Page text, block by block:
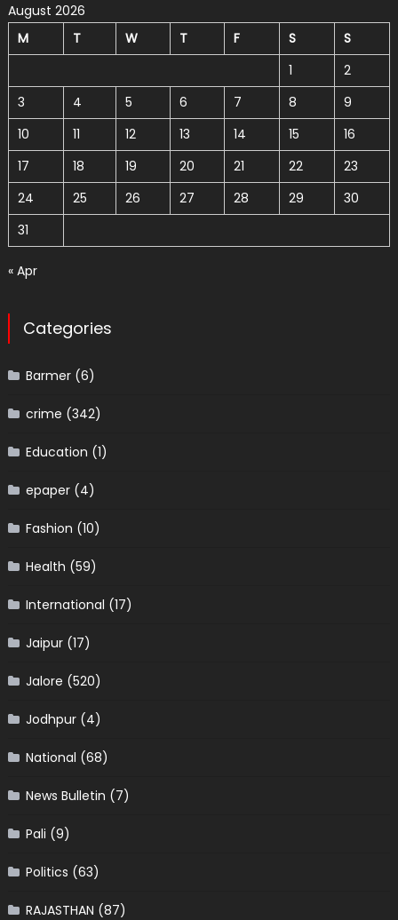
August 2026
M
T W T F S
S
1
2
3
4 5 6 7 8
9
10
11 12 13 14 15
16
17
18 19 20 21 22
23
24
25 26 27 28 29
30
31
« Apr
Categories
Barmer(6)
crime (342)
Education (1)
epaper(4)
Fashion (10)
Health (59)
International (17)
Jaipur(17)
Jalore (520)
Jodhpur(4)
National (68)
News Bulletin (7)
Pali (9)
Politics (63)
RAJASTHAN (87)